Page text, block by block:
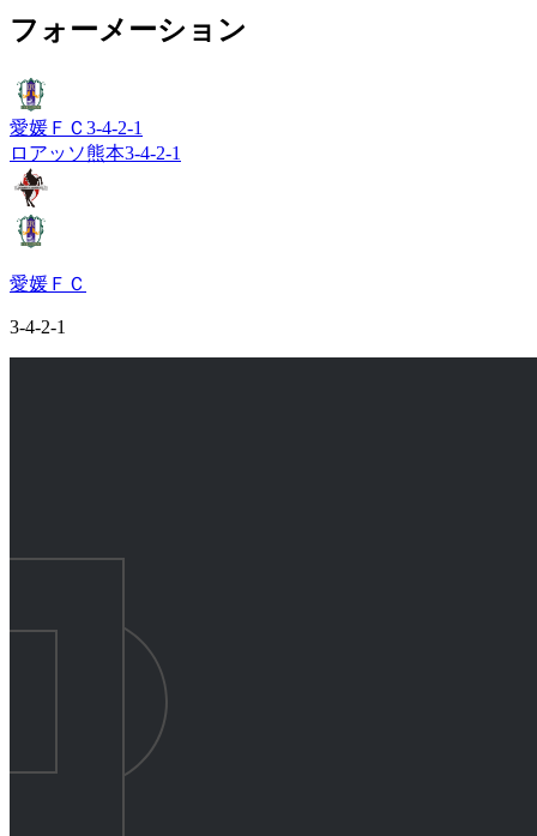
フォーメーション
愛媛ＦＣ 3-4-2-1
ロアッソ熊本3-4-2-1
愛媛ＦＣ
3-4-2-1